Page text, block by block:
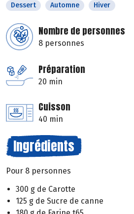
Dessert Automne Hiver
Nombre de personnes
8 personnes
Préparation
20 min
Cuisson
40 min
Ingrédients
Pour 8 personnes
300 g de Carotte
125 g de Sucre de canne